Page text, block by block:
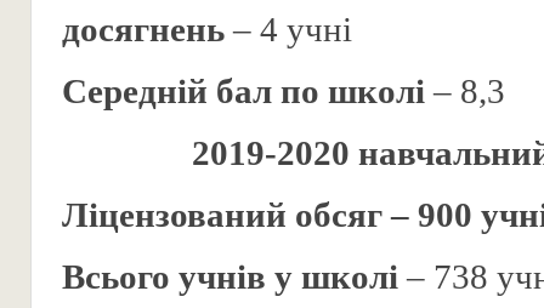
досягнень– 4 учні
Середній бал по школі – 8,3
2019-2020
Ліцензований обсяг – 900
Всього учнів у школі – 738